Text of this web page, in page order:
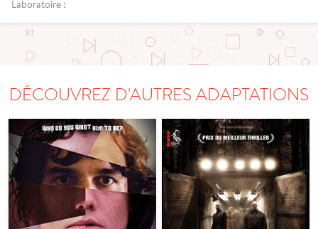
Laboratoire :
DÉCOUVREZ D'AUTRES ADAPTATIONS